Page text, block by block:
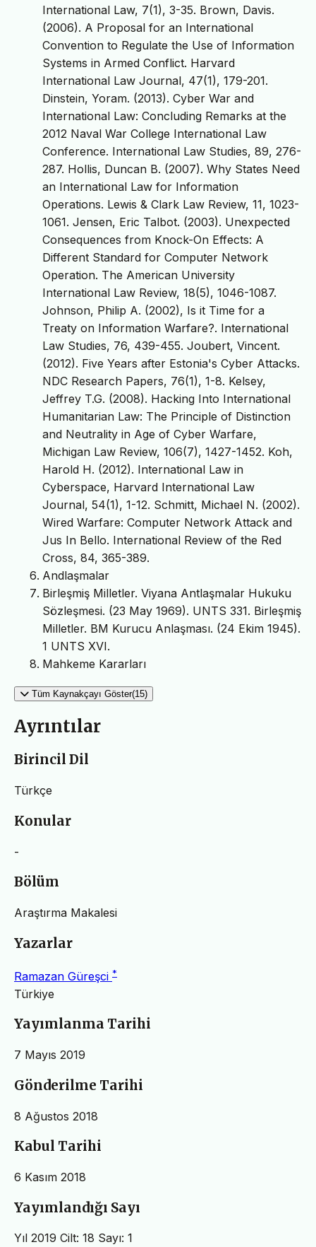
International Law, 7(1), 3-35. Brown, Davis.
(2006). A Proposal for an International
Convention to Regulate the Use of Information
Systems in Armed Conflict. Harvard
International Law Journal, 47(1), 179-201.
Dinstein, Yoram. (2013). Cyber War and
International Law: Concluding Remarks at the
2012 Naval War College International Law
Conference. International Law Studies, 89, 276-
287. Hollis, Duncan B. (2007). Why States Need
an International Law for Information
Operations. Lewis & Clark Law Review, 11, 1023-
1061. Jensen, Eric Talbot. (2003). Unexpected
Consequences from Knock-On Effects: A
Different Standard for Computer Network
Operation. The American University
International Law Review, 18(5), 1046-1087.
Johnson, Philip A. (2002), Is it Time for a
Treaty on Information Warfare?. International
Law Studies, 76, 439-455. Joubert, Vincent.
(2012). Five Years after Estonia's Cyber Attacks.
NDC Research Papers, 76(1), 1-8. Kelsey,
Jeffrey T.G. (2008). Hacking Into International
Humanitarian Law: The Principle of Distinction
and Neutrality in Age of Cyber Warfare,
Michigan Law Review, 106(7), 1427-1452. Koh,
Harold H. (2012). International Law in
Cyberspace, Harvard International Law
Journal, 54(1), 1-12. Schmitt, Michael N. (2002).
Wired Warfare: Computer Network Attack and
Jus In Bello. International Review of the Red
Cross, 84, 365-389.
Andlaşmalar
Birleşmiş Milletler. Viyana Antlaşmalar Hukuku
Sözleşmesi. (23 May 1969). UNTS 331. Birleşmiş
Milletler. BM Kurucu Anlaşması. (24 Ekim 1945).
1 UNTS XVI.
Mahkeme Kararları
Tüm Kaynakçayı Göster(15)
Ayrıntılar
Birincil Dil
Türkçe
Konular
-
Bölüm
Araştırma Makalesi
Yazarlar
Ramazan Güreşci *
Türkiye
Yayımlanma Tarihi
7 Mayıs 2019
Gönderilme Tarihi
8 Ağustos 2018
Kabul Tarihi
6 Kasım 2018
Yayımlandığı Sayı
Yıl 2019 Cilt: 18 Sayı: 1